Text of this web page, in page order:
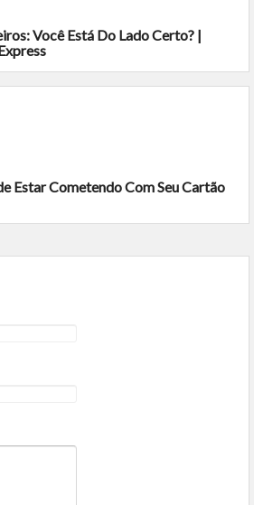
Você Está Do Lado Certo? |
Estar Cometendo Com Seu Cartão